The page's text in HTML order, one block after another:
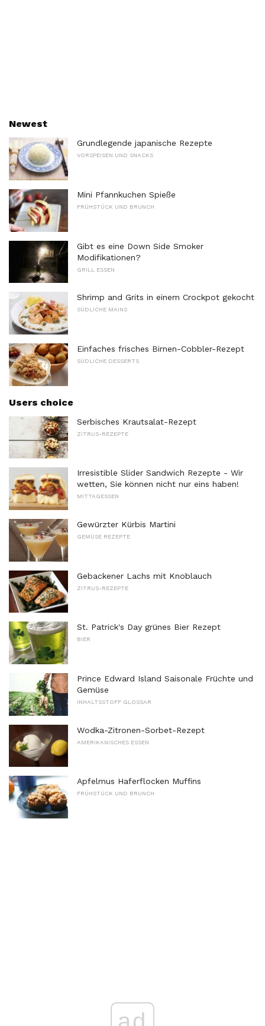
Newest
Grundlegende japanische Rezepte
VORSPEISEN UND SNACKS
Mini Pfannkuchen Spieße
FRÜHSTÜCK UND BRUNCH
Gibt es eine Down Side Smoker
Modifikationen?
GRILL ESSEN
Shrimp and Grits in einem Crockpot gekocht
SÜDLICHE MAINS
Einfaches frisches Birnen-Cobbler-Rezept
SÜDLICHE DESSERTS
Users choice
Serbisches Krautsalat-Rezept
ZITRUS-REZEPTE
Irresistible Slider Sandwich Rezepte - Wir
wetten, Sie können nicht nur eins haben!
MITTAGESSEN
Gewürzter Kürbis Martini
GEMÜSE REZEPTE
Gebackener Lachs mit Knoblauch
ZITRUS-REZEPTE
St. Patrick's Day grünes Bier Rezept
BIER
Prince Edward Island Saisonale Früchte und
Gemüse
INHALTSSTOFF GLOSSAR
Wodka-Zitronen-Sorbet-Rezept
AMERIKANISCHES ESSEN
Apfelmus Haferflocken Muffins
FRÜHSTÜCK UND BRUNCH